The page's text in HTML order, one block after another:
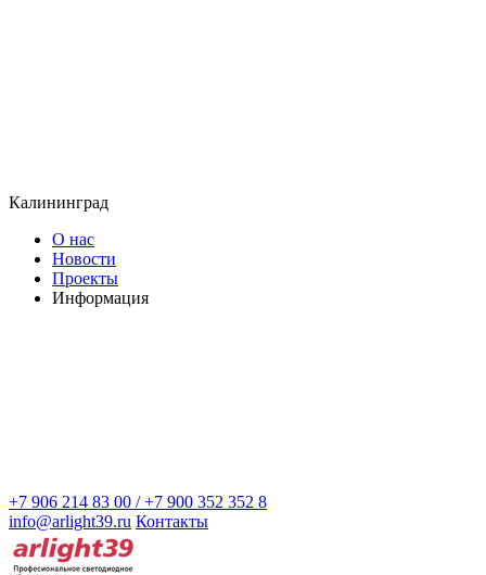
Калининград
О нас
Новости
Проекты
Информация
+7 906 214 83 00 / +7 900 352 352 8
info@arlight39.ru Контакты